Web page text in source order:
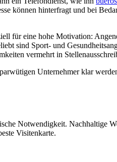
können hinterfragt und bei
für eine hohe Motivation:
sind Sport- und
vermehrt in
Unternehmer klar
Notwendigkeit. Nachhaltige
Visitenkarte.